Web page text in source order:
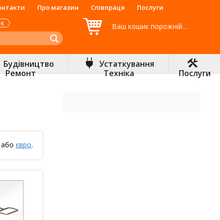
Ваш кошик порожній…
Про магазин Співпраця Послуги
Будівництво
Ремонт
Устаткування
Техніка
Послуги
або євро.